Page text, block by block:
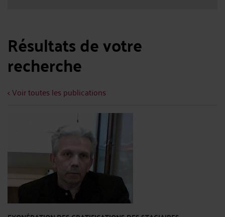
Résultats de votre
recherche
< Voir toutes les publications